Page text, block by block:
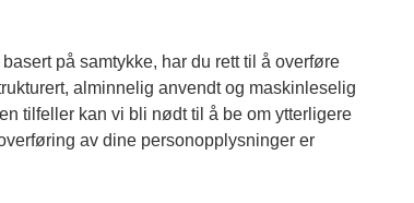
på samtykke, har du rett til å overføre
alminnelig anvendt og maskinleselig
tilfeller kan vi bli nødt til å be om ytterligere
av dine personopplysninger er